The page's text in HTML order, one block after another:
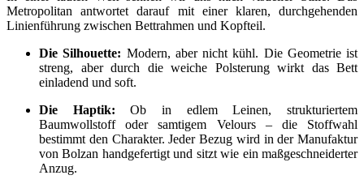
Metropolitan antwortet darauf mit einer klaren, durchgehenden
Linienführung zwischen Bettrahmen und Kopfteil.
Die Silhouette: Modern, aber nicht kühl. Die Geometrie ist
streng, aber durch die weiche Polsterung wirkt das Bett
einladend und soft.
Die Haptik: Ob in edlem Leinen, strukturiertem
Baumwollstoff oder samtigem Velours – die Stoffwahl
bestimmt den Charakter. Jeder Bezug wird in der Manufaktur
von Bolzan handgefertigt und sitzt wie ein maßgeschneiderter
Anzug.